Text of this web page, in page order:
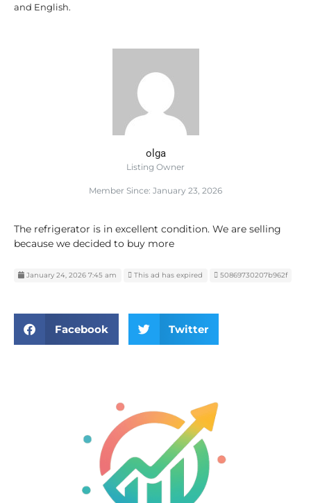
and English.
olga
Listing Owner
Member Since: January 23, 2026
The refrigerator is in excellent condition. We are selling
because we decided to buy more
January 24, 2026 7:45 am This ad has expired 50869730207b962f
Facebook Twitter